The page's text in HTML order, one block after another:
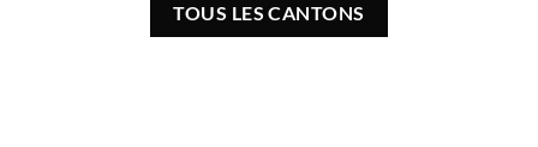
TOUS LES CANTONS